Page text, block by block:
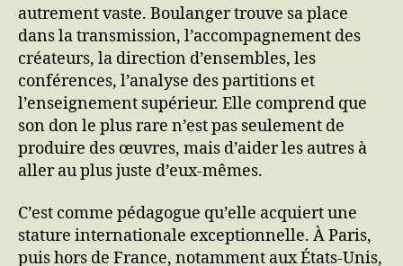
autrement vaste. Boulanger trouve sa place
dans la transmission, l’accompagnement des
créateurs, la direction d’ensembles, les
conférences, l’analyse des partitions et
l’enseignement supérieur. Elle comprend que
son don le plus rare n’est pas seulement de
produire des œuvres, mais d’aider les autres à
aller au plus juste d’eux-mêmes.
C’est comme pédagogue qu’elle acquiert une
stature internationale exceptionnelle. À Paris,
puis hors de France, notamment aux États-Unis,